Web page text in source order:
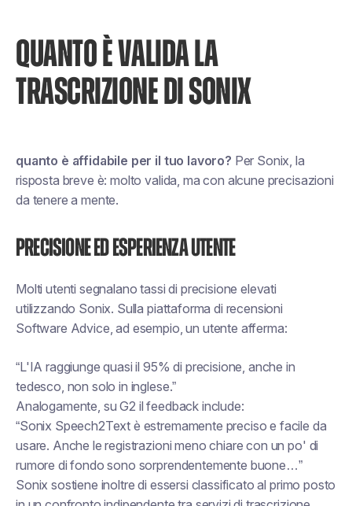
QUANTO È VALIDA LA
TRASCRIZIONE DI SONIX
quanto è affidabile per il tuo lavoro? Per Sonix, la
risposta breve è: molto valida, ma con alcune precisazioni
da tenere a mente.
Precisione ed esperienza utente
Molti utenti segnalano tassi di precisione elevati
utilizzando Sonix. Sulla piattaforma di recensioni
Software Advice, ad esempio, un utente afferma:
“L'IA raggiunge quasi il 95% di precisione, anche in
tedesco, non solo in inglese.”
Analogamente, su G2 il feedback include:
“Sonix Speech2Text è estremamente preciso e facile da
usare. Anche le registrazioni meno chiare con un po' di
rumore di fondo sono sorprendentemente buone…”
Sonix sostiene inoltre di essersi classificato al primo posto